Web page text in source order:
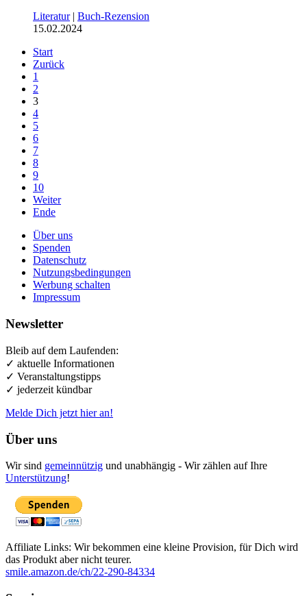
Literatur| Buch-Rezension
15.02.2024
Start
Zurück
1
2
3
4
5
6
7
8
9
10
Weiter
Ende
Über uns
Spenden
Datenschutz
Nutzungsbedingungen
Werbung schalten
Impressum
Newsletter
Bleib auf dem Laufenden:
✓ aktuelle Informationen
✓ Veranstaltungstipps
✓ jederzeit kündbar
Melde Dich jetzt hier an!
Über uns
Wir sind gemeinnützig und unabhängig - Wir zählen auf Ihre
Unterstützung!
Affiliate Links: Wir bekommen eine kleine Provision, für Dich wird
das Produkt aber nicht teurer.
smile.amazon.de/ch/22-290-84334